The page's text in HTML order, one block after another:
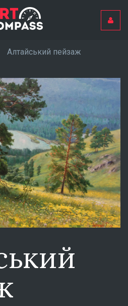
Алтайський пейзаж